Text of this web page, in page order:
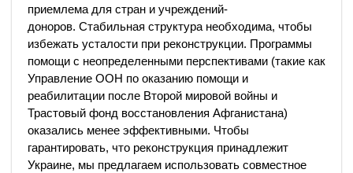
приемлема для стран и учреждений-
доноров. Стабильная структура необходима, чтобы
избежать усталости при реконструкции. Программы
помощи с неопределенными перспективами (такие как
Управление ООН по оказанию помощи и
реабилитации после Второй мировой войны и
Трастовый фонд восстановления Афганистана)
оказались менее эффективными. Чтобы
гарантировать, что реконструкция принадлежит
Украине, мы предлагаем использовать совместное